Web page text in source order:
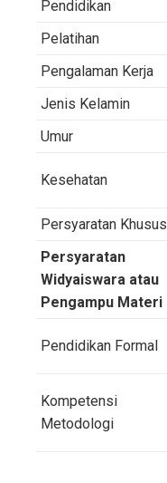
Pendidikan
Pelatihan
Pengalaman Kerja
Jenis Kelamin
Umur
Kesehatan
Persyaratan Khusus
Persyaratan
Widyaiswara atau
Pengampu Materi
Pendidikan Formal
Kompetensi
Metodologi